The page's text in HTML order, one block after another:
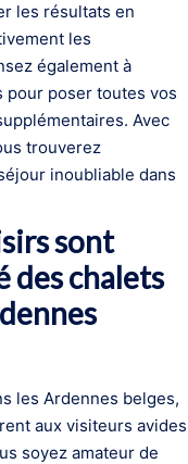
les résultats en
les
également à
poser toutes vos
Avec
trouverez
inoubliable dans
sont
des chalets
les Ardennes belges,
aux visiteurs avides
soyez amateur de